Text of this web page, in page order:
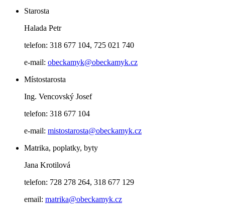
Starosta
Halada Petr
telefon: 318 677 104, 725 021 740
e-mail: obeckamyk@obeckamyk.cz
Místostarosta
Ing. Vencovský Josef
telefon: 318 677 104
e-mail: mistostarosta@obeckamyk.cz
Matrika, poplatky, byty
Jana Krotilová
telefon: 728 278 264, 318 677 129
email: matrika@obeckamyk.cz